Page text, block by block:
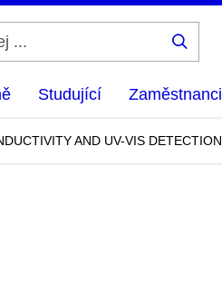
Studující Zaměstnanci
AND UV-VIS DETECTION